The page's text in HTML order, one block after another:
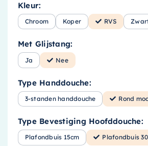
Kleur:
Chroom Koper RVS
Met Glijstang:
Ja Nee
Type Handdouche:
3-standen handdouche Rond
Type Bevestiging Hoofddouche:
Plafondbuis 15cm Plafondbuis